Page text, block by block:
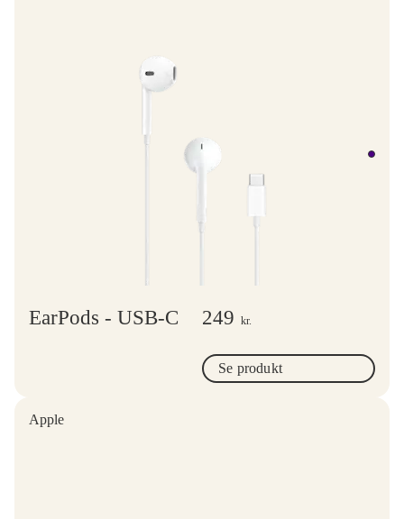
EarPods - USB-C 249 kr.
Se produkt
Apple